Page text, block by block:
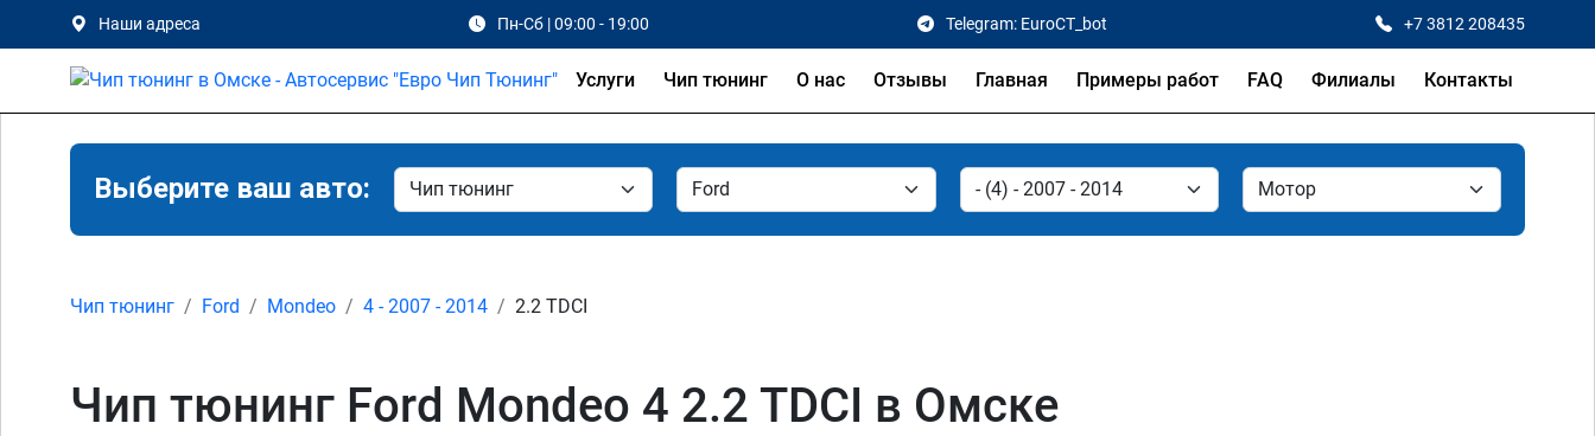
Наши адреса Пн-Сб | 09:00 - 19:00 Telegram: EuroCT_bot +7 3812 208435
Услуги Чип тюнинг О нас Отзывы Главная Примеры работ FAQ Филиалы Контакты
Выберите ваш авто:
Чип тюнинг Ford Mondeo 4 - 2007 - 2014 2.2 TDCI
Чип тюнинг Ford Mondeo 4 2.2 TDCI в Омске